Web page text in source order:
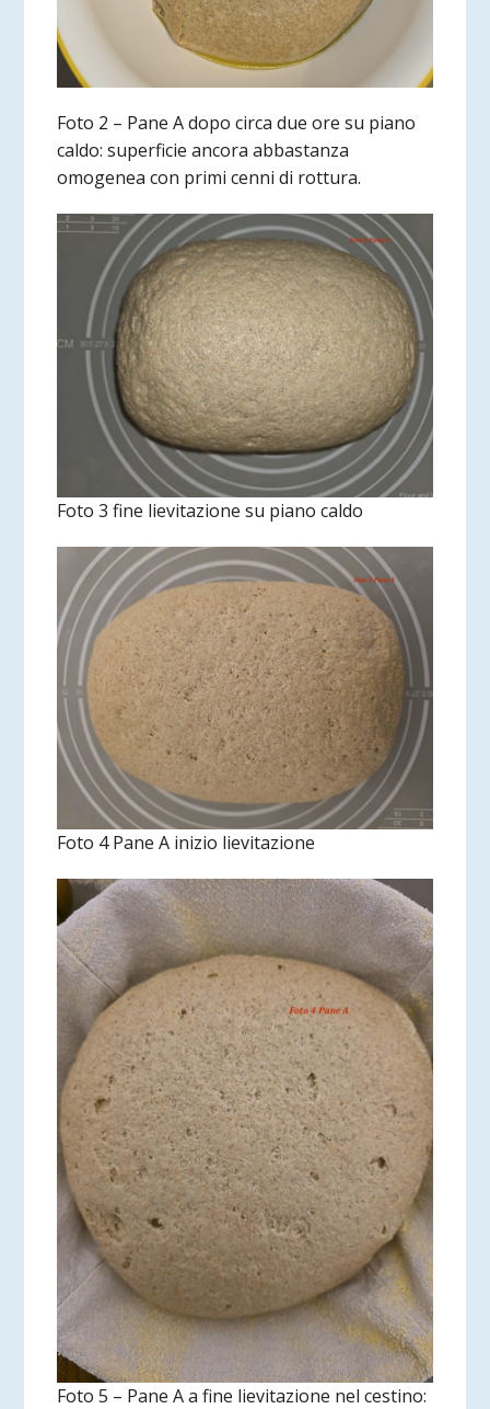
Foto 2 – Pane A dopo circa due ore su piano
caldo: superficie ancora abbastanza
omogenea con primi cenni di rottura.
Foto 3 fine lievitazione su piano caldo
Foto 4 Pane A inizio lievitazione
Foto 5 – Pane A a fine lievitazione nel cestino: